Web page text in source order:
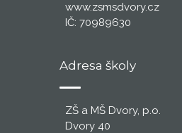
www.zsmsdvory.cz
IČ: 70989630
Adresa školy
ZŠ a MŠ Dvory, p.o.
Dvory 40